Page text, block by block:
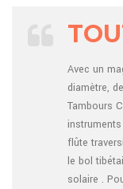
Avec un
diamètre,
Tambours
flûte
le bol
solaire .